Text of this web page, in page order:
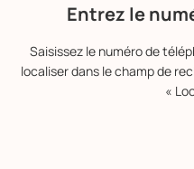
Entrez le
Saisissez le numéro de
localiser dans le champ de
«